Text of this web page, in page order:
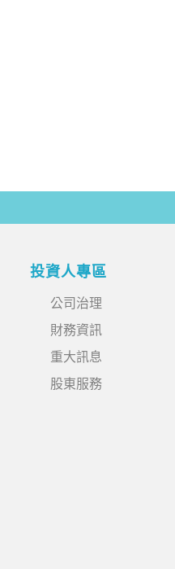
投資人專區
公司治理
財務資訊
重大訊息
股東服務